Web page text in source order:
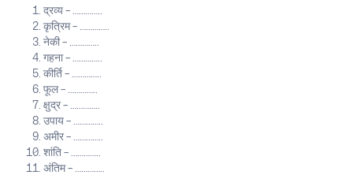
द्रव्य – …………..
कृत्रिम – …………..
नेकी – …………..
गहना – …………..
कीर्ति – …………..
फूल – …………..
क्षुद्र – …………..
उपाय – …………..
अमीर – …………..
शांति – …………..
अंतिम – …………..